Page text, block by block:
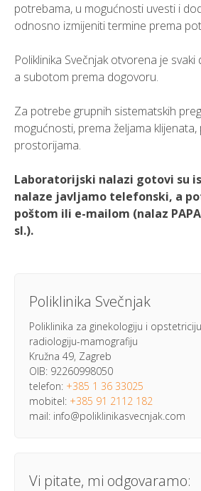
potrebama, u mogućnosti uvesti i
odnosno izmijeniti termine prema
Poliklinika Svečnjak otvorena je
a subotom prema dogovoru.
Za potrebe grupnih sistematskih
mogućnosti, prema željama klijenata,
prostorijama.
Laboratorijski nalazi gotovi su
nalaze javljamo telefonski, a
poštom ili e-mailom (nalaz
sl.).
Poliklinika Svečnjak
Poliklinika za ginekologiju i
radiologiju-mamografiju
Kružna 49, Zagreb
OIB: 92260998050
telefon: +385 1 36 33025
mobitel: +385 91 2112 182
mail: info@poliklinikasvecnjak.com
Vi pitate, mi odgovaramo: